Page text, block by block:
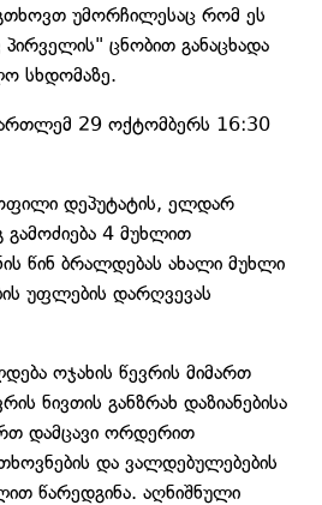
უმორჩილესაც რომ ეს
ცნობით განაცხადა
სხდომაზე.
29 ოქტომბერს 16:30
დეპუტატის, ელდარ
გამოძიება 4 მუხლით
წინ ბრალდებას ახალი მუხლი
უფლების დარღვევას
ოჯახის წევრის მიმართ
ნივთის განზრახ დაზიანებისა
დამცავი ორდერით
და ვალდებულებების
წარედგინა. აღნიშნული